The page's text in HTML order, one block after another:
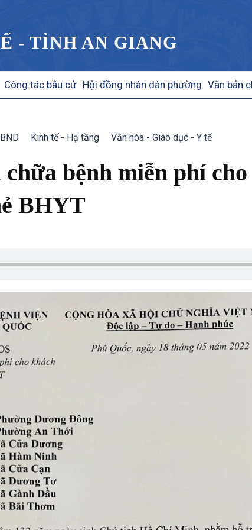
- TỈNH AN GIANG
Công tác bầu cử Hội đồng nhân dân phường Văn bản
Kinh tế - Hạ tầng Văn hóa - Giáo dục - Y tế
bệnh miễn phí cho
BHYT